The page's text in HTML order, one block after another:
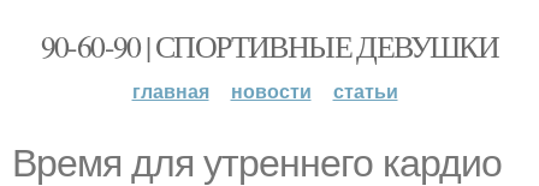
90-60-90 | СПОРТИВНЫЕ ДЕВУШКИ
главная новости статьи
Время для утреннего кардио